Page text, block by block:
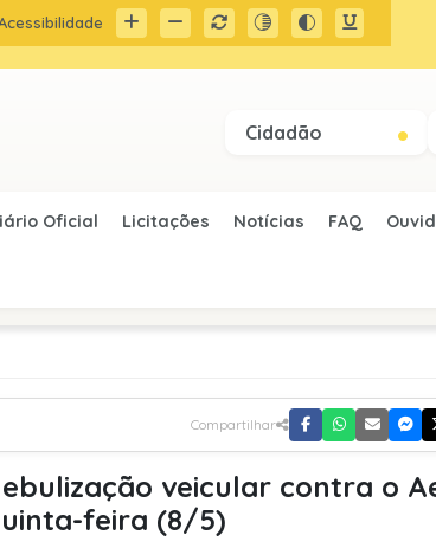
Cidadão
Oficial Licitações Notícias FAQ
Compartilhar
veicular contra o
feira (8/5)